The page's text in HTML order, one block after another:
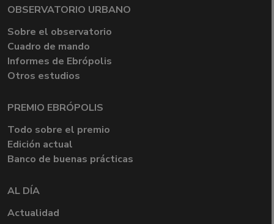
OBSERVATORIO URBANO
Sobre el observatorio
Cuadro de mando
Informes de Ebrópolis
Otros estudios
PREMIO EBRÓPOLIS
Todo sobre el premio
Edición actual
Banco de buenas prácticas
AL DÍA
Actualidad